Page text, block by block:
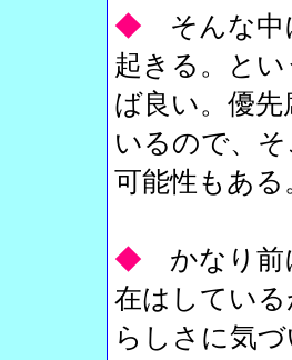
◆ そんな
起きる。と
ば良い。優
いるので、
可能性もある
◆ かなり前
在はしてい
らしさに気